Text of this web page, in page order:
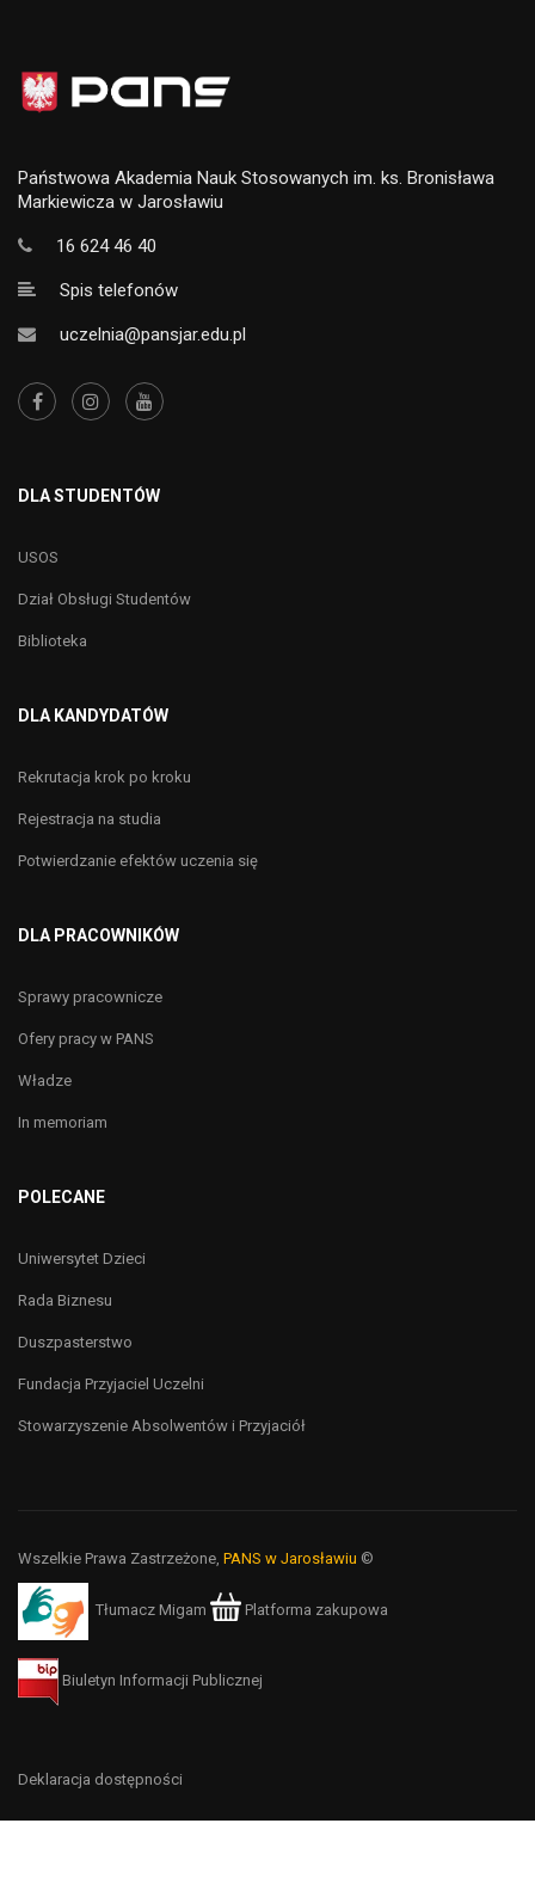
Państwowa Akademia Nauk Stosowanych im. ks. Bronisława
Markiewicza w Jarosławiu
16 624 46 40
Spis telefonów
uczelnia@pansjar.edu.pl
DLA STUDENTÓW
USOS
Dział Obsługi Studentów
Biblioteka
DLA KANDYDATÓW
Rekrutacja krok po kroku
Rejestracja na studia
Potwierdzanie efektów uczenia się
DLA PRACOWNIKÓW
Sprawy pracownicze
Ofery pracy w PANS
Władze
In memoriam
POLECANE
Uniwersytet Dzieci
Rada Biznesu
Duszpasterstwo
Fundacja Przyjaciel Uczelni
Stowarzyszenie Absolwentów i Przyjaciół
Wszelkie Prawa Zastrzeżone, PANS w Jarosławiu ©
Tłumacz Migam Platforma zakupowa
Biuletyn Informacji Publicznej
Deklaracja dostępności